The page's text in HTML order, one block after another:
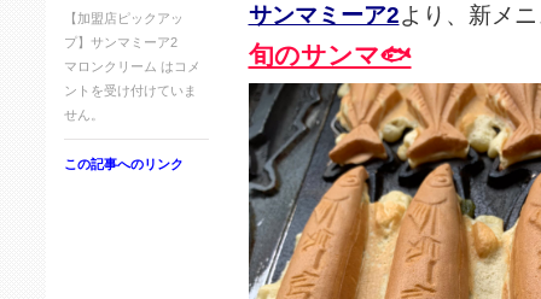
【加盟店ピックアッ
プ】サンマミーア2
マロンクリーム は コメ
ントを受け付けていま
せん。
この記事へのリンク
サンマミーア2より、新メ
旬のサンマ🐟